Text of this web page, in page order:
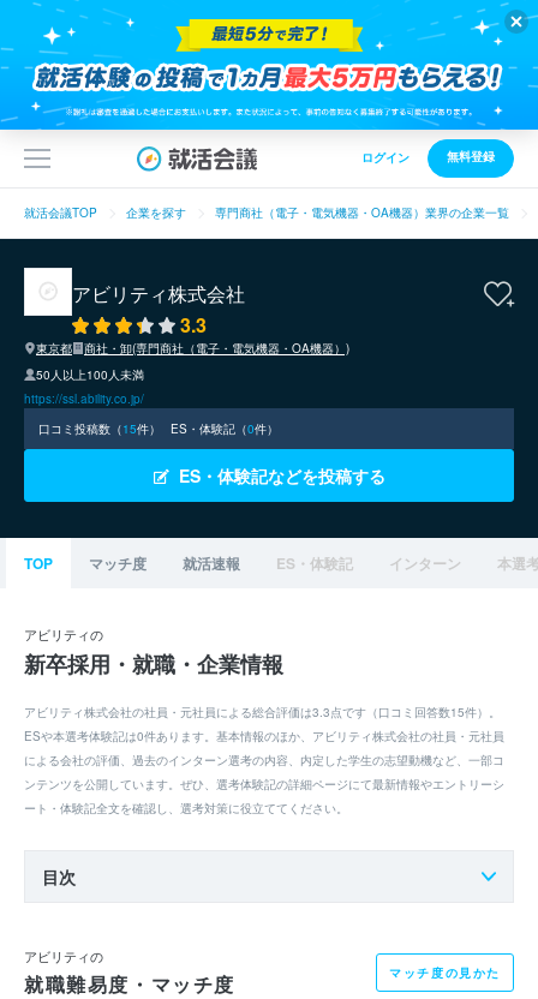
ログイン 無料登録
就活会議TOP 企業を探す 専門商社（電子・電気機器・OA機器）業界の企業一覧
アビリティ株式会社
3.3
東京都
商社・卸(専門商社（電子・電気機器・OA機器）)
50人以上100人未満
https://ssl.ability.co.jp/
口コミ投稿数（15件） ES・体験記（0件）
ES・体験記などを投稿する
TOP マッチ度 就活速報 ES・体験記 インターン 本選
アビリティの
新卒採用・就職・企業情報
アビリティ株式会社の社員・元社員による総合評価は3.3点です（口コミ回答数15件）。
ESや本選考体験記は0件あります。基本情報のほか、アビリティ株式会社の社員・元社員
による会社の評価、過去のインターン選考の内容、内定した学生の志望動機など、一部コ
ンテンツを公開しています。ぜひ、選考体験記の詳細ページにて最新情報やエントリーシ
ート・体験記全文を確認し、選考対策に役立ててください。
目次
アビリティの
就職難易度・マッチ度 マッチ度の見かた